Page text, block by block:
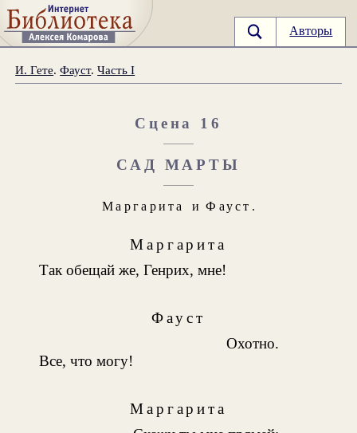
Авторы
И. Гете.Фауст.Часть I
Сцена 16
САД МАРТЫ
Маргарита иФауст .
Маргарита
Так обещай же, Генрих, мне!
Фауст
Охотно.
Все, что могу!
Маргарита